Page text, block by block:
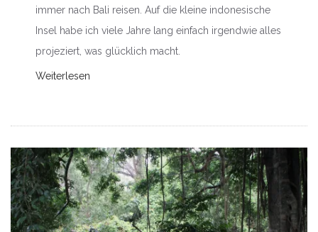
immer nach Bali reisen. Auf die kleine indonesische
Insel habe ich viele Jahre lang einfach irgendwie alles
projeziert, was glücklich macht.
Weiterlesen